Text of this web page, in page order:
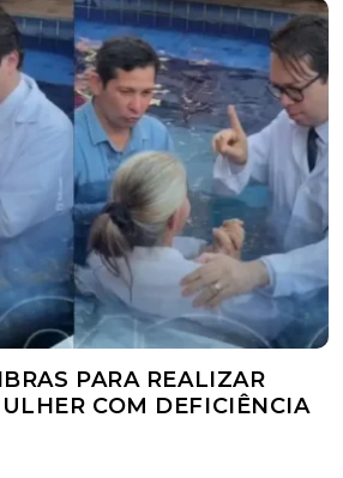
PARA REALIZAR
COM DEFICIÊNCIA